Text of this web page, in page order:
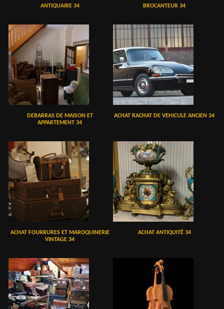
ANTIQUAIRE 34 BROCANTEUR 34
DEBARRAS DE MAISON ET
APPARTEMENT 34
ACHAT RACHAT DE VEHICULE ANCIEN 34
ACHAT FOURRURES ET MAROQUINERIE
VINTAGE 34
ACHAT ANTIQUITÉ 34